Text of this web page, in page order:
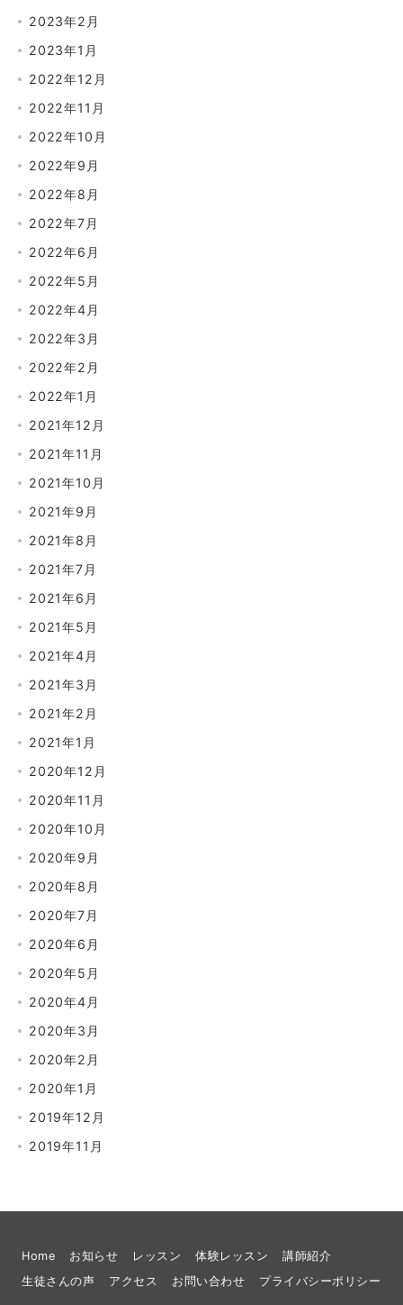
2023年2月
2023年1月
2022年12月
2022年11月
2022年10月
2022年9月
2022年8月
2022年7月
2022年6月
2022年5月
2022年4月
2022年3月
2022年2月
2022年1月
2021年12月
2021年11月
2021年10月
2021年9月
2021年8月
2021年7月
2021年6月
2021年5月
2021年4月
2021年3月
2021年2月
2021年1月
2020年12月
2020年11月
2020年10月
2020年9月
2020年8月
2020年7月
2020年6月
2020年5月
2020年4月
2020年3月
2020年2月
2020年1月
2019年12月
2019年11月
Home お知らせ レッスン 体験レッスン
講師紹介
生徒さんの声
アクセス お問い合わせ プライバシーポリシー